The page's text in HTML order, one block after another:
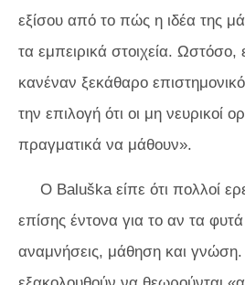
εξίσου από το πώς η ιδέα της
τα εμπειρικά στοιχεία.
κανέναν ξεκάθαρο
την επιλογή ότι οι μη νευρικοί
πραγματικά να μάθουν».
Ο Baluška είπε ότι πολλοί
επίσης έντονα για το αν τα
αναμνήσεις, μάθηση και